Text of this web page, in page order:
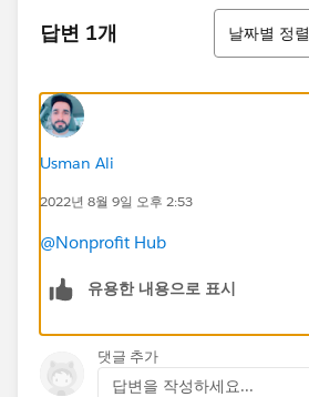
답변 1개
정렬
날짜별 정렬
Usman Ali
2022년 8월 9일 오후 2:53
@Nonprofit Hub
유용한 내용으로 표시
댓글 추가
답변을 작성하세요...